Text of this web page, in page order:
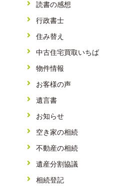
読書の感想
行政書士
住み替え
中古住宅買取いちば
物件情報
お客様の声
遺言書
お知らせ
空き家の相続
不動産の相続
遺産分割協議
相続登記